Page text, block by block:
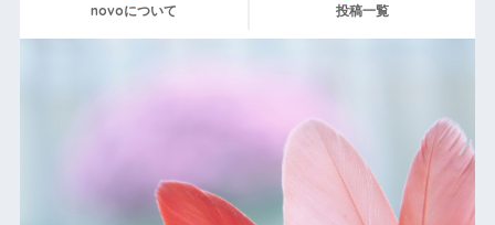
novoについて 投稿一覧